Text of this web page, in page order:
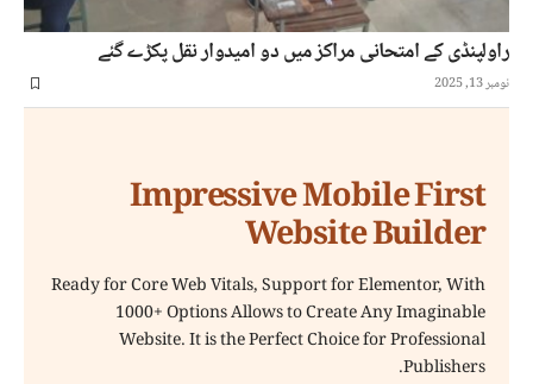
راولپنڈی کے امتحانی مراکز میں دو امیدوار نقل پکڑے گئے
نومبر 13, 2025
Impressive Mobile First
Website Builder
Ready for Core Web Vitals, Support for Elementor, With
1000+ Options Allows to Create Any Imaginable
Website. It is the Perfect Choice for Professional
Publishers.